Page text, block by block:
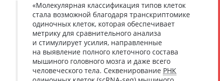
«Молекулярная классификация типов клеток
стала возможной благодаря транскриптомике
одиночных клеток, которая обеспечивает
метрику для сравнительного анализа
и стимулирует усилия, направленные
на выявление полного клеточного состава
мышиного головного мозга и даже всего
человеческого тела. Секвенирование РНК